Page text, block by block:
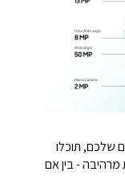
שלכם, תוכלו
מרהיבה - בין אם